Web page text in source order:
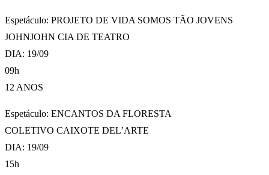
Espetáculo: PROJETO DE VIDA SOMOS TÃO JOVENS
JOHNJOHN CIA DE TEATRO
DIA: 19/09
09h
12 ANOS
Espetáculo: ENCANTOS DA FLORESTA
COLETIVO CAIXOTE DEL’ARTE
DIA: 19/09
15h